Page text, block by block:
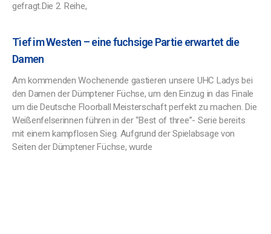
gefragt.Die 2. Reihe,
Tief im Westen – eine fuchsige Partie erwartet die
Damen
Am kommenden Wochenende gastieren unsere UHC Ladys bei
den Damen der Dümptener Füchse, um den Einzug in das Finale
um die Deutsche Floorball Meisterschaft perfekt zu machen. Die
Weißenfelserinnen führen in der “Best of three”- Serie bereits
mit einem kampflosen Sieg. Aufgrund der Spielabsage von
Seiten der Dümptener Füchse, wurde